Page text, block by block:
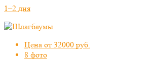
1–2 дня
Цена от 32000 руб.
8 фото